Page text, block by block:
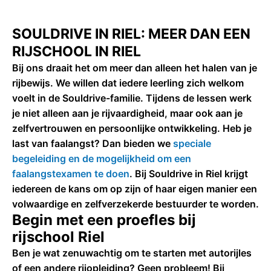
SOULDRIVE IN RIEL: MEER DAN EEN
RIJSCHOOL IN RIEL
Bij ons draait het om meer dan alleen het halen van je
rijbewijs. We willen dat iedere leerling zich welkom
voelt in de Souldrive-familie. Tijdens de lessen werk
je niet alleen aan je rijvaardigheid, maar ook aan je
zelfvertrouwen en persoonlijke ontwikkeling. Heb je
last van faalangst? Dan bieden we speciale
begeleiding en de mogelijkheid om een
faalangstexamen te doen. Bij Souldrive in Riel krijgt
iedereen de kans om op zijn of haar eigen manier een
volwaardige en zelfverzekerde bestuurder te worden.
Begin met een proefles bij
rijschool Riel
Ben je wat zenuwachtig om te starten met autorijles
of een andere rijopleiding? Geen probleem! Bij